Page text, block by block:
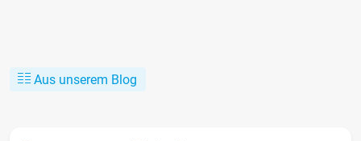
Aus unserem Blog